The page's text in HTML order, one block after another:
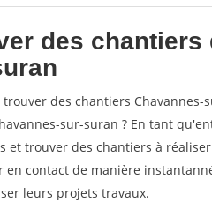
des
trouver des chantiers
sur-suran ? En tant
et trouver des chantiers à
en contact de manière
leurs projets travaux.